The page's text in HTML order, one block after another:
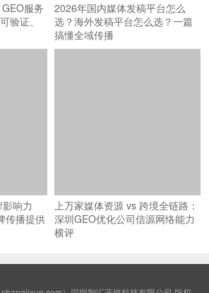
服务
验证、
2026年国内媒体发稿平台怎么
选？海外发稿平台怎么选？一篇
搞懂全域传播
响力
传播提供
上万家媒体资源 vs 跨境全链路：
深圳GEO优化公司信源网络能力
横评